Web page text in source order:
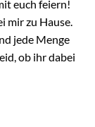
euch feiern!
mir zu Hause.
jede Menge
ob ihr dabei